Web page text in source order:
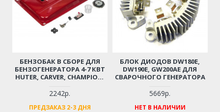
БЕНЗОБАК В СБОРЕ ДЛЯ
БЕНЗОГЕНЕРАТОРА 4-7 КВТ
HUTER, CARVER, CHAMPION,
2242р.
ПРЕДЗАКАЗ 2-3 ДНЯ
БЛОК ДИОДОВ DW180E,
DW190E, GW200AE ДЛЯ
СВАРОЧНОГО ГЕНЕРАТОРА
5669р.
НЕТ В НАЛИЧИИ